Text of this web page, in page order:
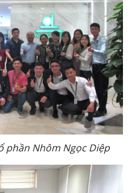
phần Nhôm Ngọc Diệp